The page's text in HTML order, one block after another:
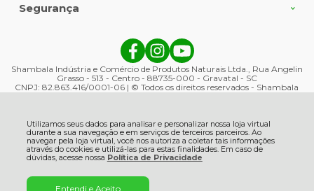
Utilizamos seus dados para analisar e personalizar nossa loja virtual
durante a sua navegação e em serviços de terceiros parceiros. Ao
navegar pela loja virtual, você nos autoriza a coletar tais informações
através do cookies e utilizá-las para estas finalidades. Em caso de
dúvidas, acesse nossa Política de Privacidade
Entendi e Aceito
Segurança
Shambala Indústria e Comércio de Produtos Naturais Ltda., Rua Angelin
Grasso - 513 - Centro - 88735-000 - Gravatal - SC
CNPJ: 82.863.416/0001-06 | © Todos os direitos reservados - Shambala